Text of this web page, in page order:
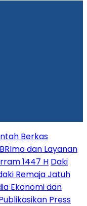
Berkas
dan Layanan
1447 H Daki
Remaja Jatuh
Ekonomi dan
Press